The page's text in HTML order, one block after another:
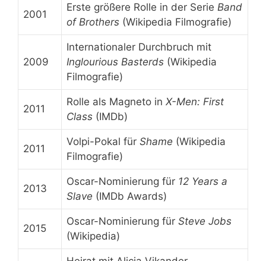
2001
Erste größere Rolle in der Serie Band
of Brothers (Wikipedia Filmografie)
2009
Internationaler Durchbruch mit
Inglourious Basterds (Wikipedia
Filmografie)
2011
Rolle als Magneto in X-Men: First
Class (IMDb)
2011
Volpi-Pokal für Shame (Wikipedia
Filmografie)
2013
Oscar-Nominierung für 12 Years a
Slave (IMDb Awards)
2015
Oscar-Nominierung für Steve Jobs
(Wikipedia)